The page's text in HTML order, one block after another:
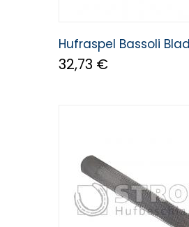
Hufraspel Bassoli
32,73 €